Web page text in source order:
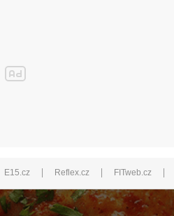
E15.cz | Reflex.cz | FITweb.cz |